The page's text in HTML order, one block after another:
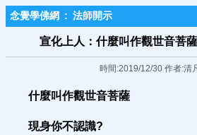
念覺學佛網 : 法師開示
宣化上人：什麼叫作觀世音菩
時間:2019/12/30 作者:清
什麼叫作觀世音菩薩
現身你不認識?